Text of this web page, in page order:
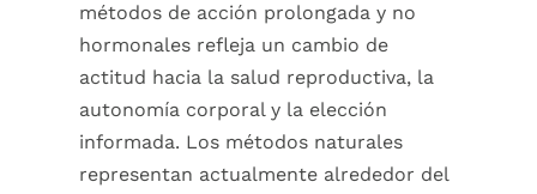
métodos de acción prolongada y no
hormonales refleja un cambio de
actitud hacia la salud reproductiva, la
autonomía corporal y la elección
informada. Los métodos naturales
representan actualmente alrededor del